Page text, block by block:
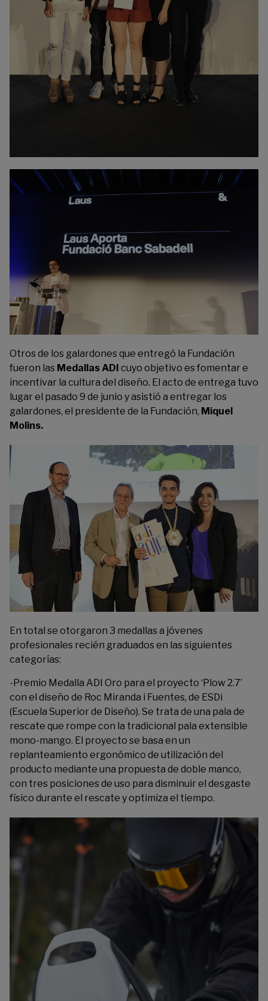
Otros de los galardones que entregó la Fundación
fueron las Medallas ADI cuyo objetivo es fomentar e
incentivar la cultura del diseño. El acto de entrega tuvo
lugar el pasado 9 de junio y asistió a entregar los
galardones, el presidente de la Fundación, Miquel
Molins.
En total se otorgaron 3 medallas a jóvenes
profesionales recién graduados en las siguientes
categorías:
-Premio Medalla ADI Oro para el proyecto ‘Plow 2.7’
con el diseño de Roc Miranda i Fuentes, de ESDi
(Escuela Superior de Diseño). Se trata de una pala de
rescate que rompe con la tradicional pala extensible
mono-mango. El proyecto se basa en un
replanteamiento ergonómico de utilización del
producto mediante una propuesta de doble manco,
con tres posiciones de uso para disminuir el desgaste
físico durante el rescate y optimiza el tiempo.